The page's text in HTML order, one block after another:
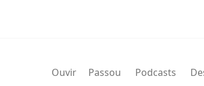
Ouvir Passou Podcasts